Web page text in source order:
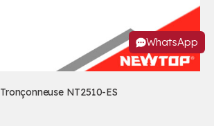
Tronçonneuse NT2510-ES
WhatsApp